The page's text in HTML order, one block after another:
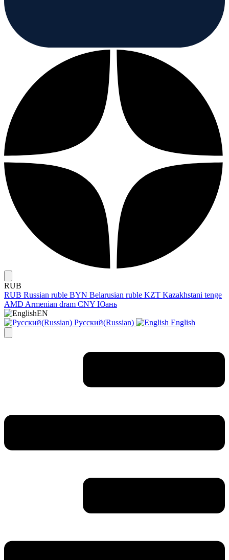
RUB
RUB Russian ruble BYN Belarusian ruble KZT Kazakhstani tenge
AMD Armenian dram CNY Юань
EN
Русский(Russian)
English